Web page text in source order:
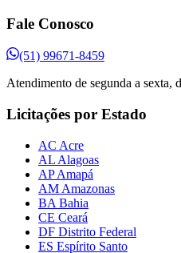
Fale Conosco
(51) 99671-8459
Atendimento de segunda a sexta,
Licitações por Estado
AC Acre
AL Alagoas
AP Amapá
AM Amazonas
BA Bahia
CE Ceará
DF Distrito Federal
ES Espírito Santo